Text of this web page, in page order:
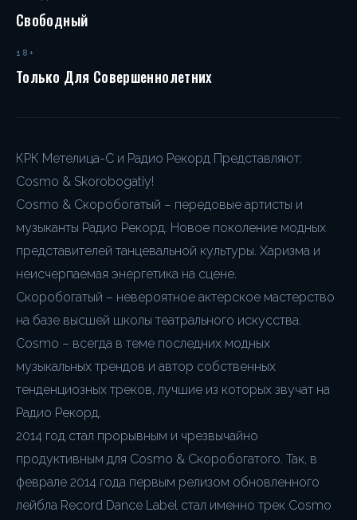
Свободный
18+
Только Для Совершеннолетних
КРК Метелица-С и Радио Рекорд Представляют:
Cosmo & Skorobogatiy!
Cosmo & Скоробогатый – передовые артисты и
музыканты Радио Рекорд. Новое поколение модных
представителей танцевальной культуры. Харизма и
неисчерпаемая энергетика на сцене.
Скоробогатый – невероятное актерское мастерство
на базе высшей школы театрального искусства.
Cosmo – всегда в теме последних модных
музыкальных трендов и автор собственных
тенденциозных треков, лучшие из которых звучат на
Радио Рекорд.
2014 год стал прорывным и чрезвычайно
продуктивным для Cosmo & Скоробогатого. Так, в
феврале 2014 года первым релизом обновленного
лейбла Record Dance Label стал именно трек Cosmo